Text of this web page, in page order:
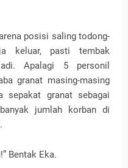
posisi saling todong-
keluar, pasti tembak
Apalagi 5 personil
granat masing-masing
sepakat granat sebagai
jumlah korban di
Bentak Eka.